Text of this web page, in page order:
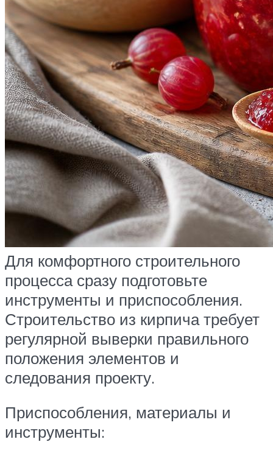
Для комфортного строительного
процесса сразу подготовьте
инструменты и приспособления.
Строительство из кирпича требует
регулярной выверки правильного
положения элементов и
следования проекту.
Приспособления, материалы и
инструменты: